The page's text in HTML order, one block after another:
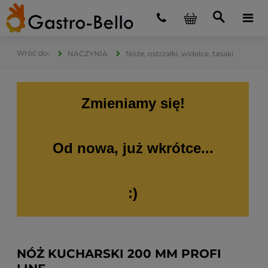
NACZYNIA Noże, ostrzałki, widelce, tasaki
Zmieniamy się!
Od nowa, już wkrótce...
:)
NÓŻ KUCHARSKI 200 MM PROFI